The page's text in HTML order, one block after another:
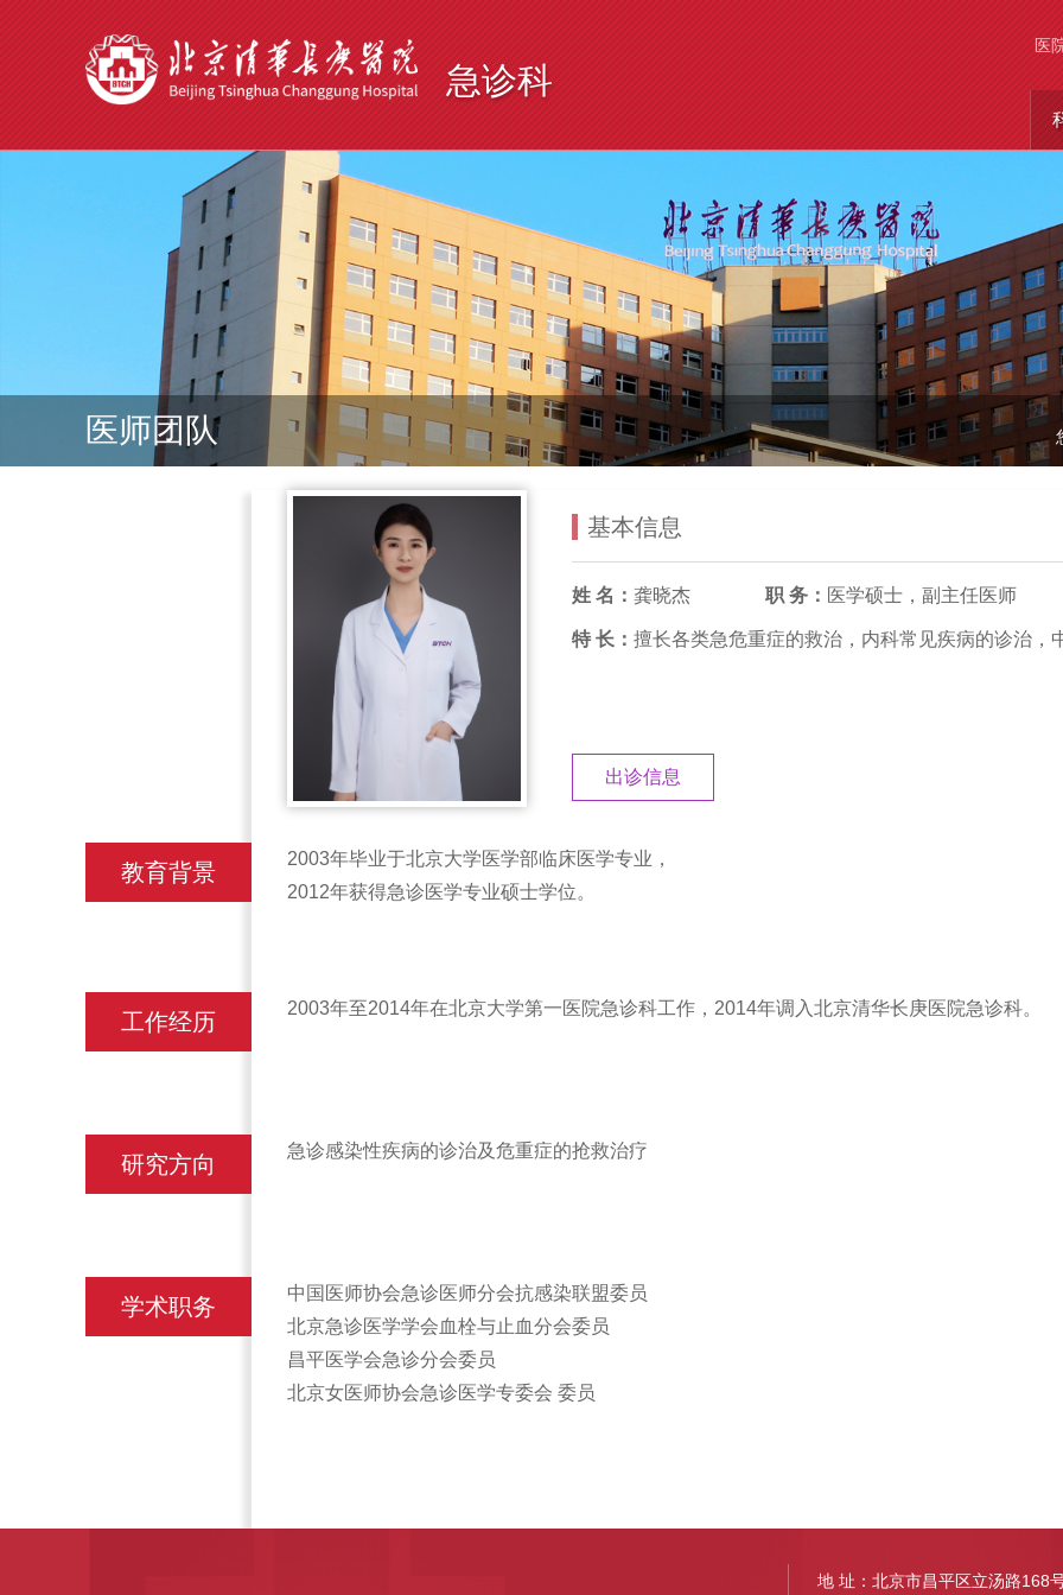
急诊科
医
医师团队
基本信息
姓 名： 龚晓杰 职 务： 医学硕士，副主任医师
特 长： 擅长各类急危重症的救治，内科常见疾病的诊治，
出诊信息
教育背景
2003年毕业于北京大学医学部临床医学专业，
2012年获得急诊医学专业硕士学位。
工作经历
2003年至2014年在北京大学第一医院急诊科工作，2014年调入北京清华长庚医院急诊科。
研究方向
急诊感染性疾病的诊治及危重症的抢救治疗
学术职务
中国医师协会急诊医师分会抗感染联盟委员
北京急诊医学学会血栓与止血分会委员
昌平医学会急诊分会委员
北京女医师协会急诊医学专委会 委员
地 址：北京市昌平区立汤路168